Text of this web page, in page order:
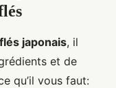
japonais, il
et de
qu’il vous faut: